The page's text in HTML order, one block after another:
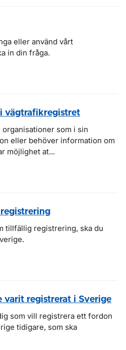
eller använd vårt
in din fråga.
vägtrafikregistret
som i sin
eller behöver information om
möjlighet at...
tillfällig registrering, ska du
varit registrerat i Sverige
som vill registrera ett fordon
tidigare, som ska